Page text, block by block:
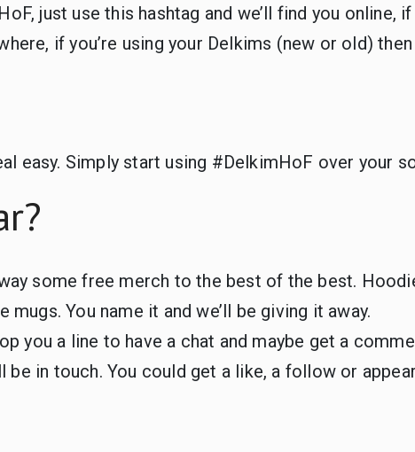
just use this hashtag and we’ll find you
if you’re using your Delkims (new or old)
easy. Simply start using #DelkimHoF over your
some free merch to the best of the best.
You name it and we’ll be giving it away.
you a line to have a chat and maybe get a
be in touch. You could get a like, a follow or